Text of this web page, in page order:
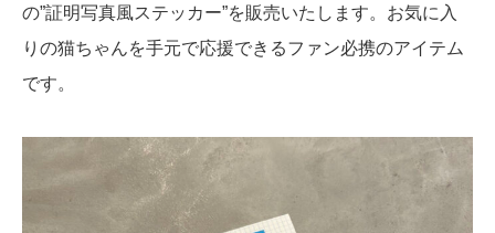
の”証明写真風ステッカー”を販売いたします。お気に入
りの猫ちゃんを手元で応援できるファン必携のアイテム
です。